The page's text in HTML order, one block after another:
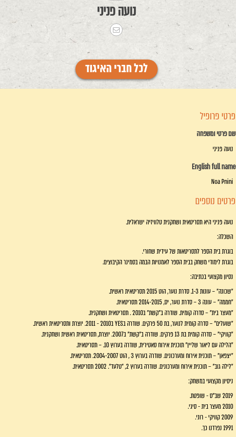
נועה פניני
לכל חברי האיגוד
פרטי פרופיל
שם פרטי ומשפחה
נועה פניני
English full name
Noa Pnini
פרטים נוספים
נועה פניני היא תסריטאית ושחקנית טלוויזיה ישראלית.
השכלה:
בוגרת בית הספר לתסריטאות של עידית שחורי.
בוגרת לימודי משחק בבית הספר לאמנויות הבמה בסמינר הקיבוצים.
נסיון מקצועי בכתיבה:
"שכונה" – עונות 1-3. סדרת נוער, הוט 2015 תסריטאית ראשית.
"חממה" – עונה 3 – סדרת נוער, יס, 2014-2015 תסריטאית.
"מעצר בית" – סדרה קומית. שודרה ב"קשת" ב2010 . תסריטאית ושחקנית.
"שועלים" – סדרה קומית לנוער, בת 50 פרקים. שודרה בYES ב2010 - 2011. יוצרת ותסריטאית ראשית.
"קוויקי" – סדרה קומית בת 13 פרקים. שודרה ב"קשת" ב2007. יוצרת, תסריטאית ראשית ושחקנית.
"הלילה עם ליאור שליין" תוכנית אירוח סאטירית, שודרה בערוץ 10. – תסריטאית.
"יצפאן" – תוכנית אירוח ומערכונים. שודרה בערוץ 3 , הוט 2004-2007. תסריטאית.
"לילה גוב" – תוכנית אירוח ומערכונים. שודרה בערוץ 2, "טלעד". 2002 תסריטאית.
ניסיון מקצועי במשחק:
2019 שב"ס - שופטת.
2010 מעצר בית - סיגי.
2009 קוויקי - רוני.
1991 נפרדנו כך.